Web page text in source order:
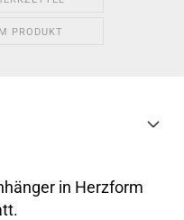
PRODUKT
in Herzform